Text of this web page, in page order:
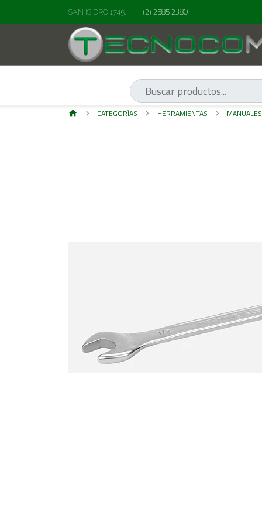
SAN ISIDRO 1745, (2) 2585 2380
CATEGORÍAS HERRAMIENTAS MANUALES